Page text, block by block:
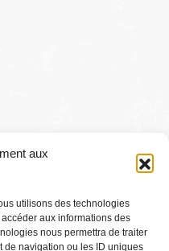
aux
utilisons des technologies
aux informations des
nous permettra de traiter
de navigation ou les ID uniques
Conditions générales